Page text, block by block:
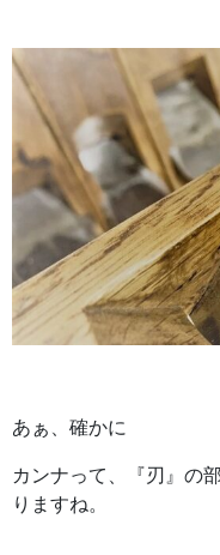
あぁ、確かに
カンナって、『刃』の
りますね。